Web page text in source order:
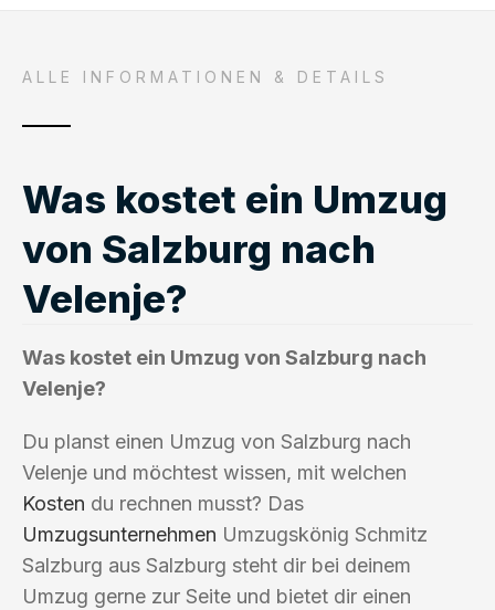
ALLE INFORMATIONEN & DETAILS
Was kostet ein Umzug
von Salzburg nach
Velenje?
Was kostet ein Umzug von Salzburg nach
Velenje?
Du planst einen Umzug von Salzburg nach
Velenje und möchtest wissen, mit welchen
Kosten du rechnen musst? Das
Umzugsunternehmen Umzugskönig Schmitz
Salzburg aus Salzburg steht dir bei deinem
Umzug gerne zur Seite und bietet dir einen